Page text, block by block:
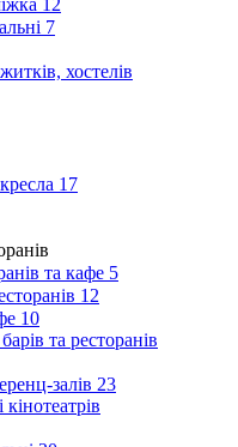
7
хостелів
17
та кафе 5
12
10
та ресторанів
залів 23